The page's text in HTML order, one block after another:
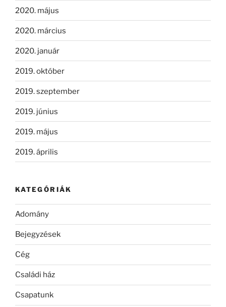
2020. május
2020. március
2020. január
2019. október
2019. szeptember
2019. június
2019. május
2019. április
KATEGÓRIÁK
Adomány
Bejegyzések
Cég
Családi ház
Csapatunk